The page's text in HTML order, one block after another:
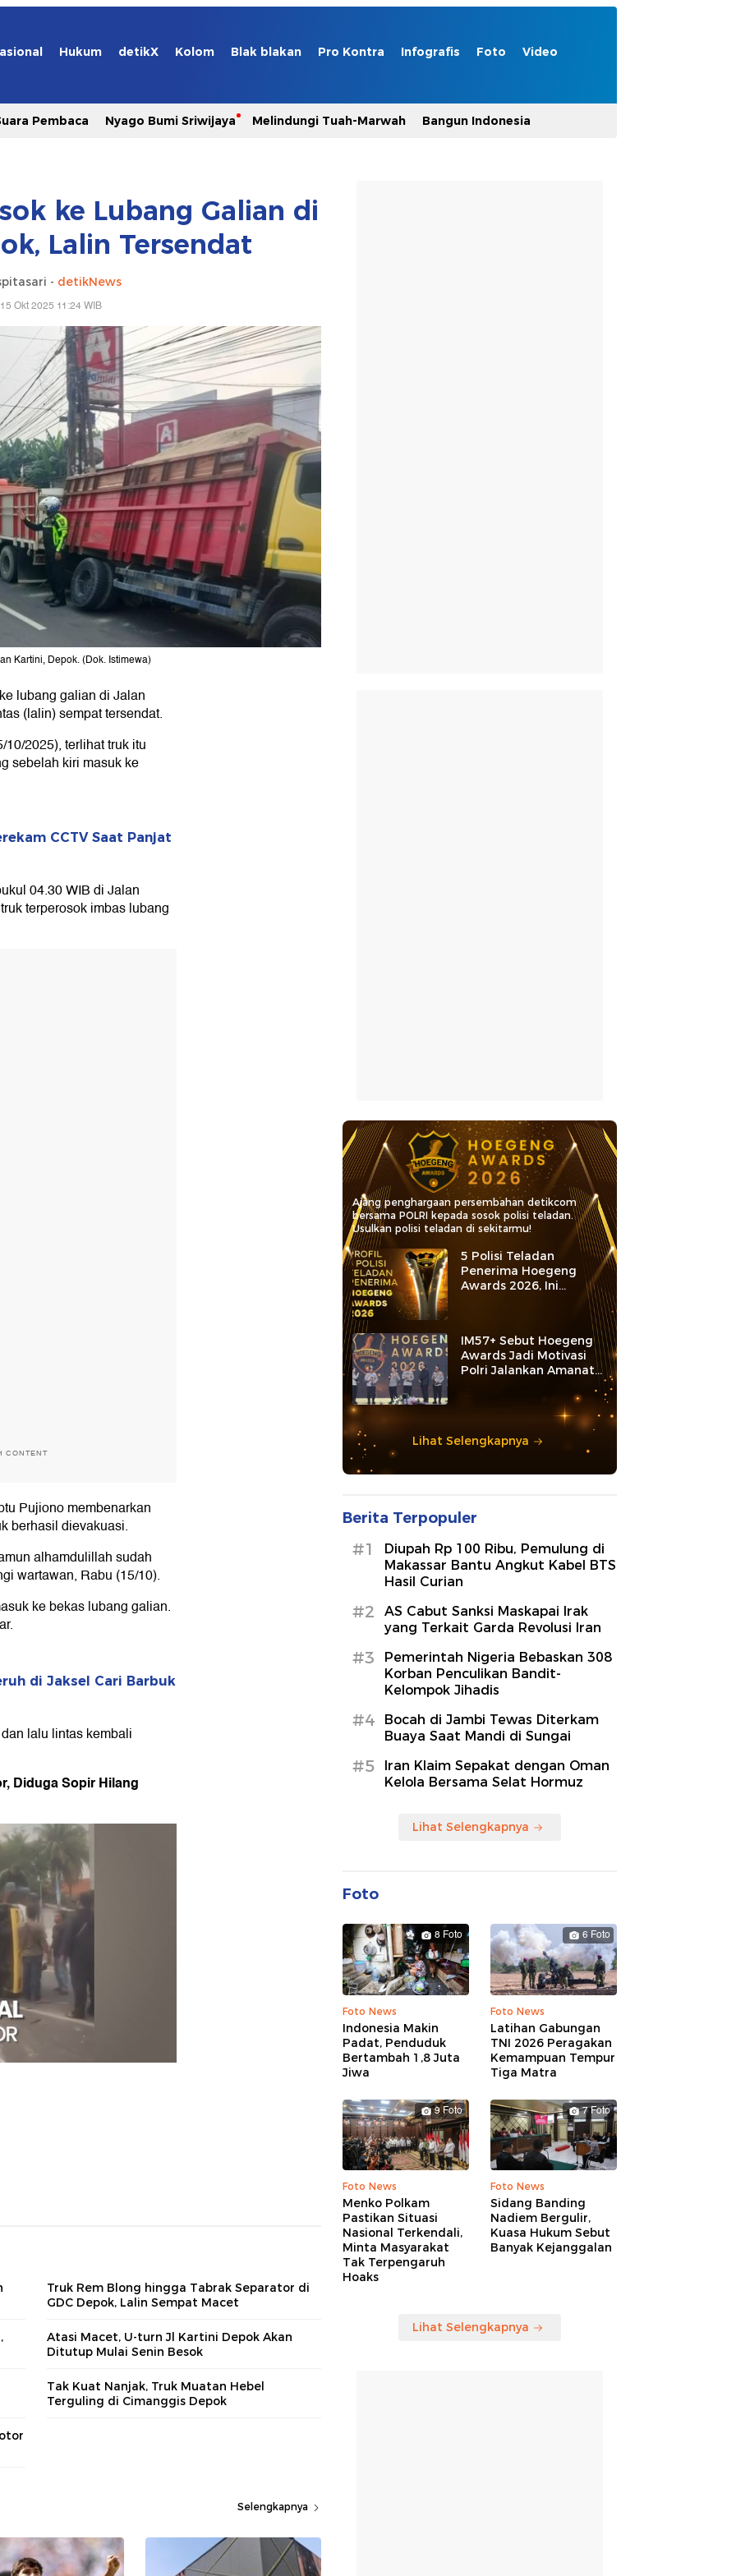
Hukum detikX Kolom Blak blakan Pro Kontra Infografis Foto Video
Pembaca Nyago Bumi Sriwijaya Melindungi Tuah-Marwah Bangun Indonesia
ke Lubang Galian di
Lalin Tersendat
- detikNews
Okt 2025 11:24 WIB
Kartini, Depok. (Dok. Istimewa)
lubang galian di Jalan
(lalin) sempat tersendat.
10/2025), terlihat truk itu
sebelah kiri masuk ke
CCTV Saat Panjat
04.30 WIB di Jalan
terperosok imbas lubang
CONTENT
Pujiono membenarkan
berhasil dievakuasi.
alhamdulillah sudah
wartawan, Rabu (15/10).
ke bekas lubang galian.
di Jaksel Cari Barbuk
lalu lintas kembali
Diduga Sopir Hilang
Truk Rem Blong hingga Tabrak Separator di
GDC Depok, Lalin Sempat Macet
Atasi Macet, U-turn Jl Kartini Depok Akan
Ditutup Mulai Senin Besok
Tak Kuat Nanjak, Truk Muatan Hebel
Terguling di Cimanggis Depok
Selengkapnya
Ajang penghargaan persembahan detikcom
bersama POLRI kepada sosok polisi teladan.
Usulkan polisi teladan di sekitarmu!
5 Polisi Teladan
Penerima Hoegeng
Awards 2026, Ini
Kategori dan Kiprahnya
IM57+ Sebut Hoegeng
Awards Jadi Motivasi
Polri Jalankan Amanat
Lihat Selengkapnya
Berita Terpopuler
#1
Diupah Rp 100 Ribu, Pemulung di
Makassar Bantu Angkut Kabel BTS
Hasil Curian
#2
AS Cabut Sanksi Maskapai Irak
yang Terkait Garda Revolusi Iran
#3
Pemerintah Nigeria Bebaskan 308
Korban Penculikan Bandit-
Kelompok Jihadis
#4
Bocah di Jambi Tewas Diterkam
Buaya Saat Mandi di Sungai
#5
Iran Klaim Sepakat dengan Oman
Kelola Bersama Selat Hormuz
Lihat Selengkapnya
Foto
8 Foto
Foto News
Indonesia Makin
Padat, Penduduk
Bertambah 1,8 Juta
Jiwa
6 Foto
Foto News
Latihan Gabungan
TNI 2026 Peragakan
Kemampuan Tempur
Tiga Matra
9 Foto
Foto News
Menko Polkam
Pastikan Situasi
Nasional Terkendali,
Minta Masyarakat
Tak Terpengaruh
Hoaks
7 Foto
Foto News
Sidang Banding
Nadiem Bergulir,
Kuasa Hukum Sebut
Banyak Kejanggalan
Lihat Selengkapnya